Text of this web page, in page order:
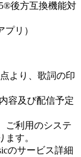
後方互換機能対
リ）
より、歌詞の印
容及び配信予定
ご利用のシステ
す。
のサービス詳細